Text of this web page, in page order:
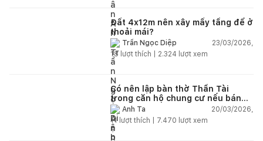
Đất 4x12m nên xây mấy tầng để ở
thoải mái?
Trần Ngọc Diệp
23/03/2026,
18 lượt thích | 2.324 lượt xem
Có nên lập bàn thờ Thần Tài
trong căn hộ chung cư nếu bán
hàng online?
Anh Ta
20/03/2026,
11lượt thích | 7.470 lượt xem